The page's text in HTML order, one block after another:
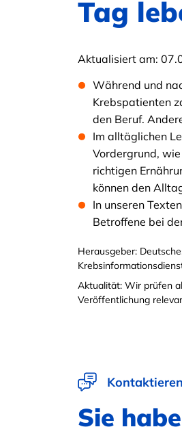
Tag
Aktualisiert am:
Während und
Krebspatienten
den Beruf.
Im alltäglichen
Vordergrund,
richtigen
können den
In unseren
Betroffene bei
Herausgeber:
Aktualität: Wir prüfen
Veröffentlichung
Sie